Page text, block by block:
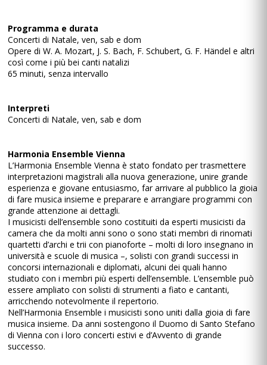
Programma e durata
Concerti di Natale, ven, sab e dom
Opere di W. A. Mozart, J. S. Bach, F. Schubert, G. F. Händel e altri
così come i più bei canti natalizi
65 minuti, senza intervallo
Interpreti
Concerti di Natale, ven, sab e dom
Harmonia Ensemble Vienna
L’Harmonia Ensemble Vienna è stato fondato per trasmettere
interpretazioni magistrali alla nuova generazione, unire grande
esperienza e giovane entusiasmo, far arrivare al pubblico la gioia
di fare musica insieme e preparare e arrangiare programmi con
grande attenzione ai dettagli.
I musicisti dell’ensemble sono costituiti da esperti musicisti da
camera che da molti anni sono o sono stati membri di rinomati
quartetti d’archi e trii con pianoforte – molti di loro insegnano in
università e scuole di musica –, solisti con grandi successi in
concorsi internazionali e diplomati, alcuni dei quali hanno
studiato con i membri più esperti dell’ensemble. L’ensemble può
essere ampliato con solisti di strumenti a fiato e cantanti,
arricchendo notevolmente il repertorio.
Nell’Harmonia Ensemble i musicisti sono uniti dalla gioia di fare
musica insieme. Da anni sostengono il Duomo di Santo Stefano
di Vienna con i loro concerti estivi e d’Avvento di grande
successo.